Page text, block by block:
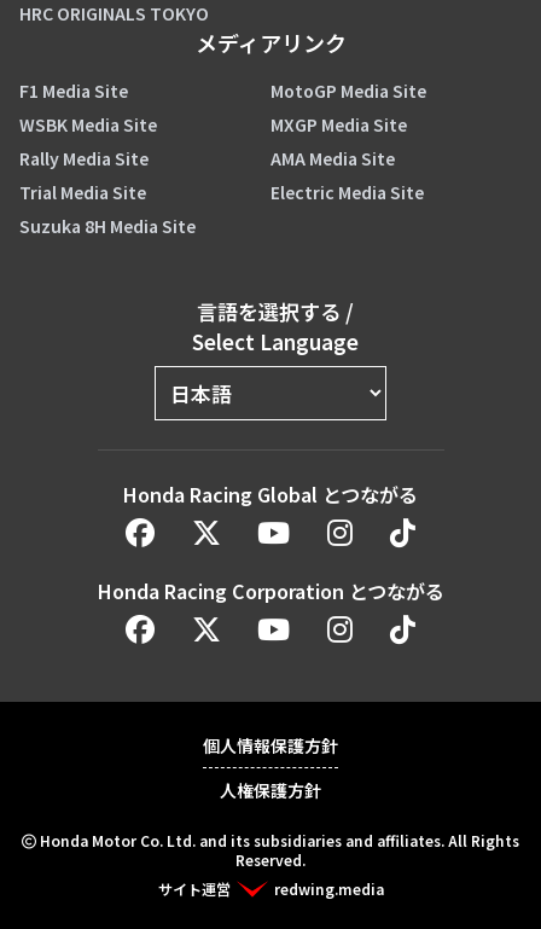
HRC ORIGINALS TOKYO
メディアリンク
F1 Media Site
MotoGP Media Site
WSBK Media Site
MXGP Media Site
Rally Media Site
AMA Media Site
Trial Media Site
Electric Media Site
Suzuka 8H Media Site
言語を選択する /
Select Language
Honda Racing Global とつながる
Honda Racing Corporation とつながる
Honda Motor Co. Ltd. and its subsidiaries and affiliates. All Rights
Reserved.
サイト運営
redwing.media
個人情報保護方針
人権保護方針